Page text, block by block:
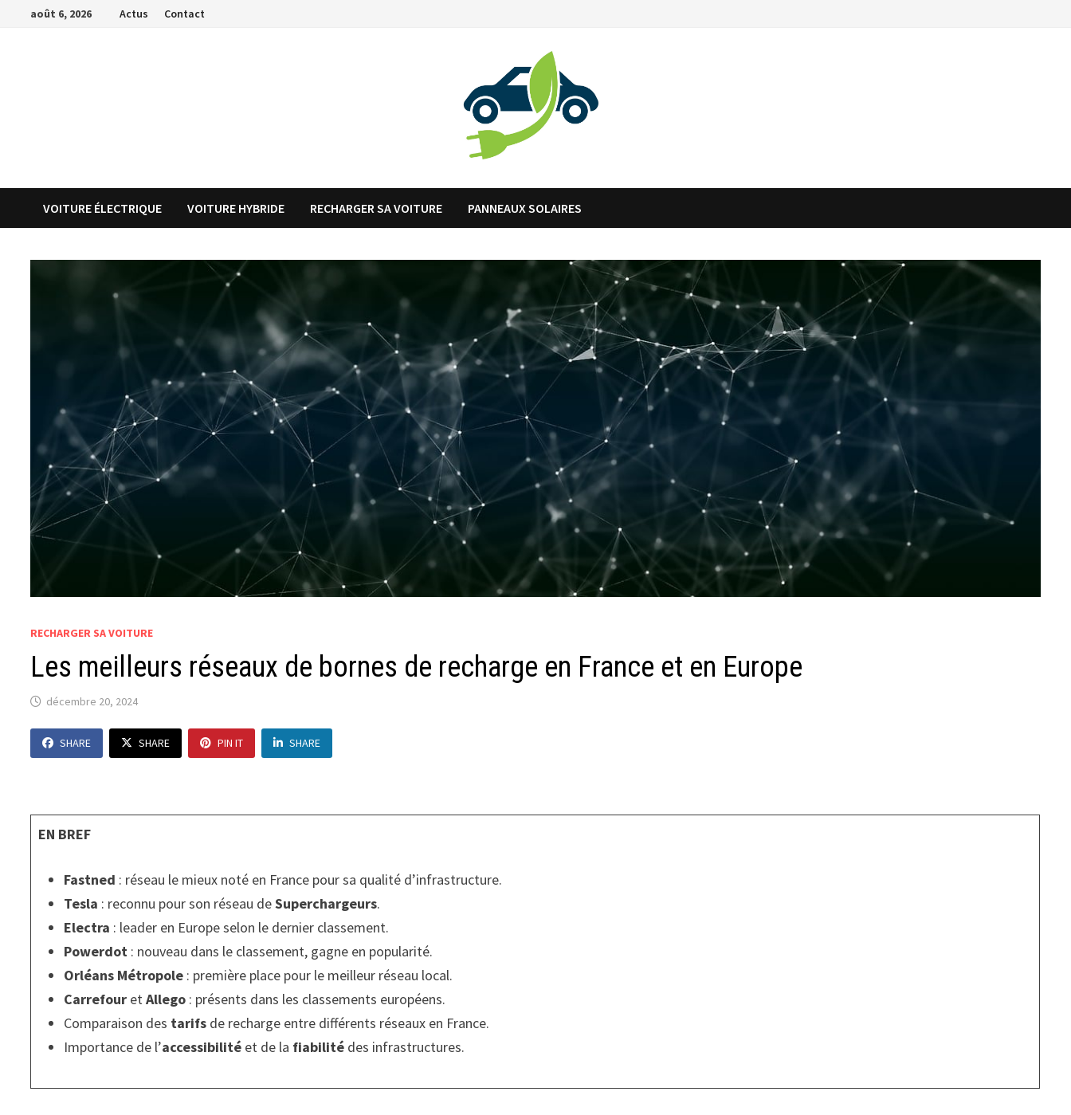
Passeraoût 6, 2026 Actus Contact
VOITURE ÉLECTRIQUE VOITURE HYBRIDE RECHARGER SA VOITURE PANNEAUX SOLAIRES
RECHARGER SA VOITURE
Les meilleurs réseaux de bornes de recharge en France et en Europe
décembre 20, 2024
SHARE SHARE PIN IT SHARE
EN BREF
Fastned : réseau le mieux noté en France pour sa qualité d’infrastructure.
Tesla : reconnu pour son réseau deSuperchargeurs.
Electra : leader en Europe selon le dernier classement.
Powerdot : nouveau dans le classement, gagne en popularité.
Orléans Métropole : première place pour le meilleur réseau local.
Carrefour etAllego : présents dans les classements européens.
Comparaison des tarifs de recharge entre différents réseaux en France.
Importance de l’accessibilité et de la fiabilité des infrastructures.